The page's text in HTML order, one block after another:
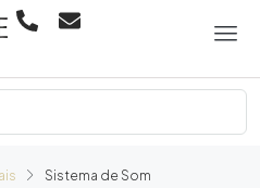
Sistema de Som